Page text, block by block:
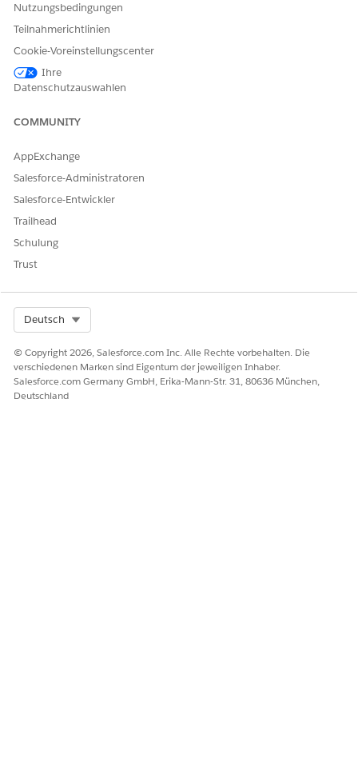
Verwalten externer MCP-Server im API-Katalog
Registrieren Sie externe MCP-Server manuell im API-
Katalog, um ihre Tools für Agentforce Agenten verfügbar
zu machen. Erstellen Sie Verbindungen, um die Server in
Salesforce zu autorisieren, und geben Sie die Tools an, auf
die sie zugreifen können. Sie können auch über
Sie dann Tools hinzu, die die Server verwenden können.
KONNTEN SIE IHR PROBLEM MITHILFE DIESES ARTIKELS
Geben Sie uns Feedback, damit wir uns verbessern können.
Nutzungsbedingungen
Teilnahmerichtlinien
Cookie-Voreinstellungscenter
Ihre
Datenschutzauswahlen
COMMUNITY
AppExchange
Salesforce-Administratoren
Salesforce-Entwickler
Trailhead
Schulung
Trust
Deutsch
© Copyright 2026, Salesforce.com Inc. Alle Rechte vorbehalten. Die
verschiedenen Marken sind Eigentum der jeweiligen Inhaber.
Salesforce.com Germany GmbH, Erika-Mann-Str. 31, 80636 München,
Deutschland